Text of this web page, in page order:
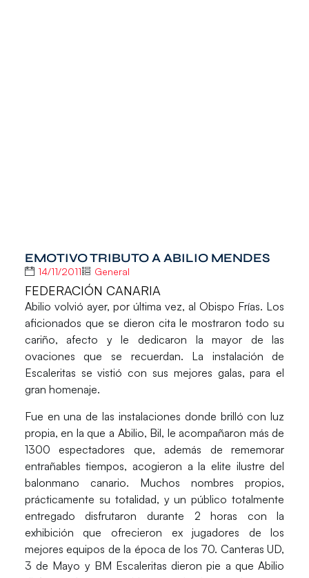
EMOTIVO TRIBUTO A ABILIO MENDES
14/11/2011 General
FEDERACIÓN CANARIA
Abilio volvió ayer, por última vez, al Obispo Frías. Los
aficionados que se dieron cita le mostraron todo su
cariño, afecto y le dedicaron la mayor de las
ovaciones que se recuerdan. La instalación de
Escaleritas se vistió con sus mejores galas, para el
gran homenaje.
Fue en una de las instalaciones donde brilló con luz
propia, en la que a Abilio, Bil, le acompañaron más de
1300 espectadores que, además de rememorar
entrañables tiempos, acogieron a la elite ilustre del
balonmano canario. Muchos nombres propios,
prácticamente su totalidad, y un público totalmente
entregado disfrutaron durante 2 horas con la
exhibición que ofrecieron ex jugadores de los
mejores equipos de la época de los 70. Canteras UD,
3 de Mayo y BM Escaleritas dieron pie a que Abilio